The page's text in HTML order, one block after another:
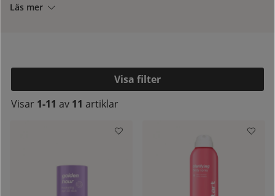
Det här serien passar alltså utmärkt för dig som just börjat
av naturens egna ingredienser tillsammans med
avancerad hudvårdsteknologi, är produkterna snälla mot
din hud men samtidigt tuffa mot ovälkomna pormaskar och
blemmor.
Läs mer
Filtrera
Visar 1-11 av 11 artiklar